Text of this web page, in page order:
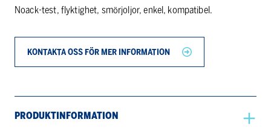
Noack-test, flyktighet, smörjoljor, enkel, kompatibel.
KONTAKTA OSS FÖR MER INFORMATION
PRODUKTINFORMATION